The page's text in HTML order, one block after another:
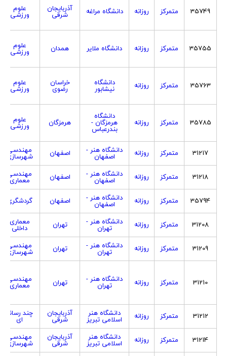
35749 متمرکز روزانه دانشگاه مراغه آذربایجان
شرقی
علوم
ورزشی
35755 متمرکز روزانه دانشگاه ملایر همدان علوم
ورزشی
35763 متمرکز روزانه دانشگاه
نیشابور
خراسان
رضوی
علوم
ورزشی
35785 متمرکز روزانه
دانشگاه
هرمزگان -
بندرعباس
هرمزگان علوم
ورزشی
31217 متمرکز روزانه دانشگاه هنر -
اصفهان اصفهان مهندسی
شهرسازی
31218
متمرکز روزانه دانشگاه هنر -
اصفهان اصفهان مهندسی
معماری
35794
متمرکز روزانه دانشگاه هنر -
اصفهان اصفهان گردشگری
31208 متمرکز روزانه دانشگاه هنر -
تهران تهران معماری
داخلی
31209
متمرکز روزانه دانشگاه هنر -
تهران تهران مهندسی
شهرسازی
31210 متمرکز روزانه دانشگاه هنر -
تهران تهران مهندسی
معماری
31212 متمرکز روزانه دانشگاه هنر
اسلامی تبریز
آذربایجان
شرقی
چند رسانه
ای
31214
متمرکز روزانه دانشگاه هنر
اسلامی تبریز
آذربایجان
شرقی
مهندسی
شهرسازی